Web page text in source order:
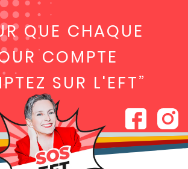
QUE CHAQUE
COMPTE
SUR L'EFT”